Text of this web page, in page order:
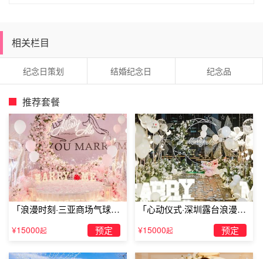
相关栏目
纪念日策划 结婚纪念日 纪念品
推荐套餐
「浪漫时刻·三亚商场气球雨
惊喜求婚」
¥15000起 预定
「心动仪式·深圳露台浪漫求
婚」
¥15000起 预定